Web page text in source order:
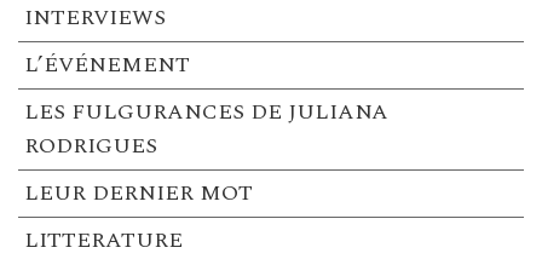
INTERVIEWS
L’ÉVÉNEMENT
LES FULGURANCES DE JULIANA
RODRIGUES
LEUR DERNIER MOT
LITTERATURE